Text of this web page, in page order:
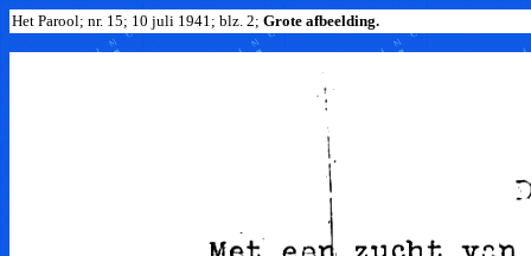
Het Parool; nr. 15; 10 juli 1941; blz. 2; Grote afbeelding.